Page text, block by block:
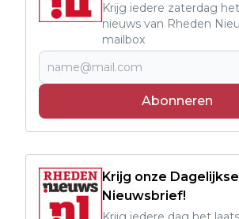
Krijg iedere zaterdag
nieuws van Rheden
mailbox
Abonneren
Krijg onze Dagelijkse
Nieuwsbrief!